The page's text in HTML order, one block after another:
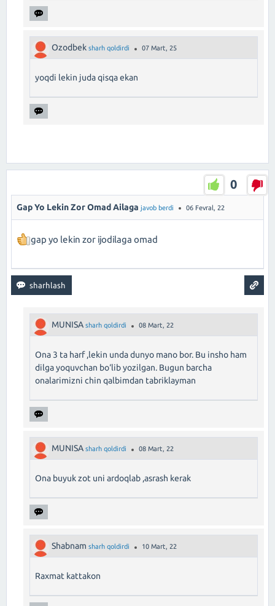
Ozodbek sharh qoldirdi 07 Mart, 25
yoqdi lekin juda qisqa ekan
0
Gap Yo Lekin Zor Omad Ailaga javob berdi 06 Fevral, 22
gap yo lekin zor ijodilaga omad
MUNISA sharh qoldirdi 08 Mart, 22
Ona 3 ta harf ,lekin unda dunyo mano bor. Bu insho ham
dilga yoquvchan bo‘lib yozilgan. Bugun barcha
onalarimizni chin qalbimdan tabriklayman
MUNISA sharh qoldirdi 08 Mart, 22
Ona buyuk zot uni ardoqlab ,asrash kerak
Shabnam sharh qoldirdi 10 Mart, 22
Raxmat kattakon